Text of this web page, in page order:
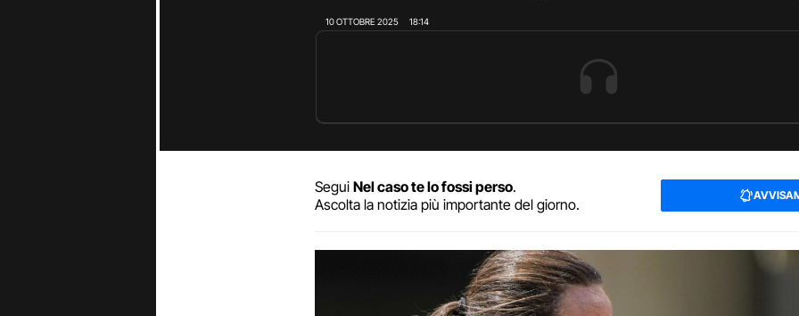
10 OTTOBRE 2025 18:14
Segui Nel caso te lo fossi perso.
Ascolta la notizia più importante del giorno.